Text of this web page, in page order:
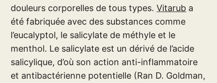
douleurs corporelles de tous types.Vitarub a
été fabriquée avec des substances comme
l’eucalyptol, le salicylate de méthyle et le
menthol. Le salicylate est un dérivé de l’acide
salicylique, d’où son action anti-inflammatoire
et antibactérienne potentielle (Ran D. Goldman,